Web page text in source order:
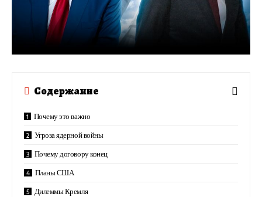
Содержание
Почему это важно
Угроза ядерной войны
Почему договору конец
Планы США
Дилеммы Кремля